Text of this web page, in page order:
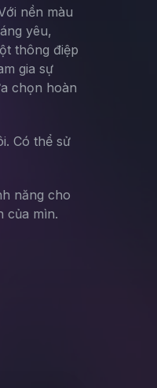
nền màu
yêu,
thông điệp
gia sự
chọn hoàn
Có thể sử
năng cho
của mìn.